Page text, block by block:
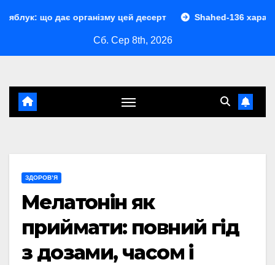
організму цей десерт Shahed-136 характеристики:
Сб. Сер 8th, 2026
ЗДОРОВ’Я
Мелатонін як
приймати: повний гід
з дозами, часом і